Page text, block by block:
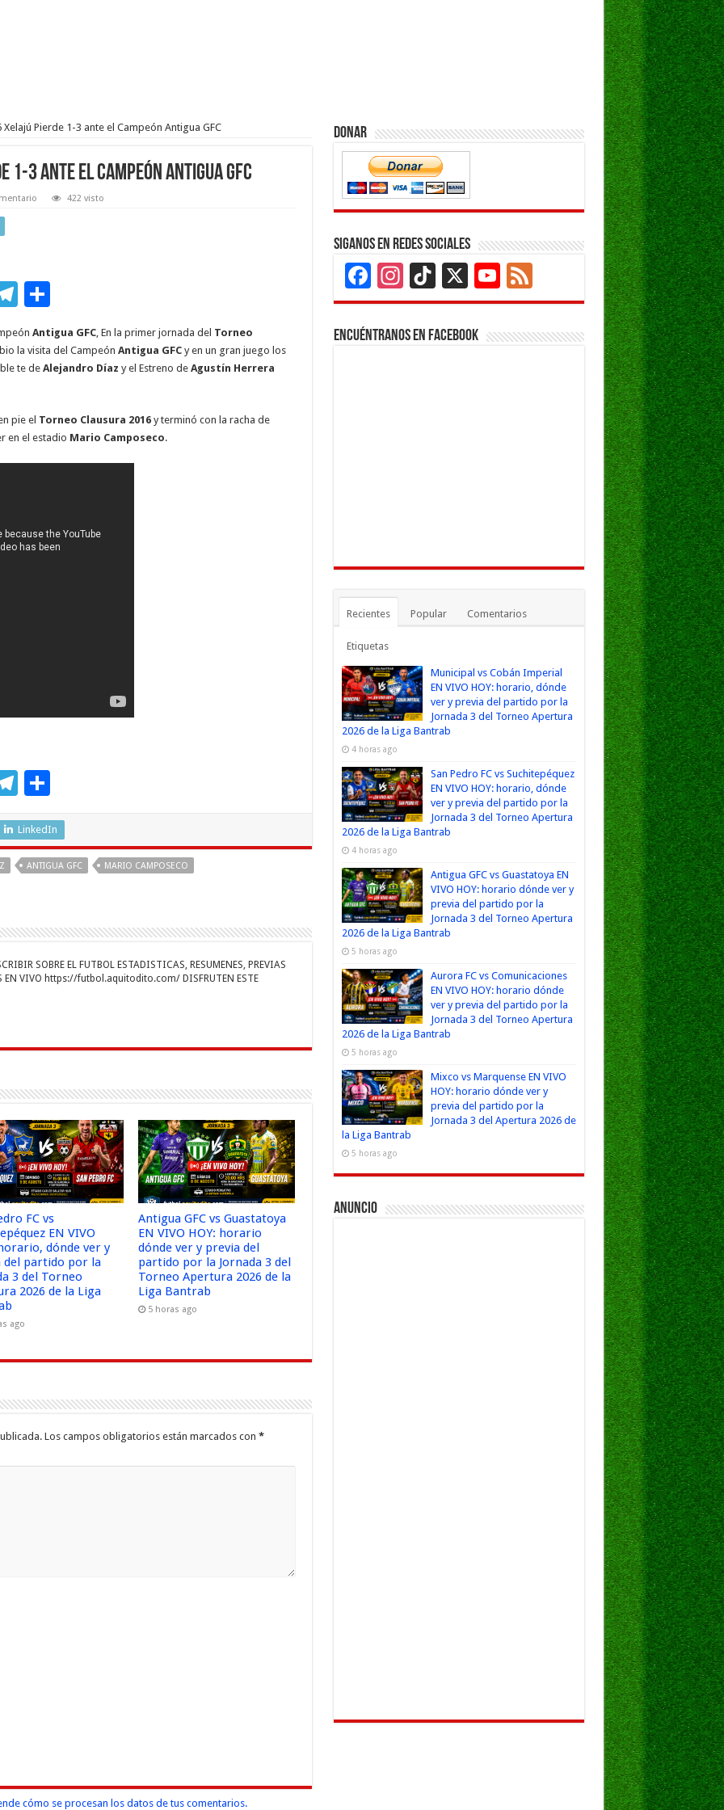
Pierde 1-3 ante el Campeón Antigua GFC
3 ante el Campeón Antigua GFC
422 visto
T
el
e
gr
m
C
o
m
p
ti
r
Antigua GFC, En la primer jornada del Torneo
la visita del Campeón Antigua GFCy en un gran juego los
te de Alejandro Díaz y el Estreno de Agustín Herrera
pie el Torneo Clausura 2016y terminó con la racha de
en el estadio Mario Camposeco.
T
e
gr
C
m
p
r
LinkedIn
ANTIGUA GFC
MARIO CAMPOSECO
SOBRE EL FUTBOL ESTADISTICAS, RESUMENES, PREVIAS
EN VIVO https://futbol.aquitodito.com/ DISFRUTEN ESTE
FC vs
EN VIVO
dónde ver y
del partido por la
3 del Torneo
2026 de la Liga
ago
Antigua GFC vs Guastatoya
EN VIVO HOY: horario
dónde ver y previa del
partido por la Jornada 3 del
Torneo Apertura 2026 de la
Liga Bantrab
5 horas ago
Los campos obligatorios están marcados con *
cómo se procesan los datos de tus comentarios.
Donar
Siganos en Redes Sociales
Facebook
Instagram
TikTok
X YouTube
Channel
Feed
Encuéntranos en Facebook
Recientes Popular Comentarios
Etiquetas
Municipal vs Cobán Imperial
EN VIVO HOY: horario, dónde
ver y previa del partido por la
Jornada 3 del Torneo Apertura
2026 de la Liga Bantrab
4 horas ago
San Pedro FC vs Suchitepéquez
EN VIVO HOY: horario, dónde
ver y previa del partido por la
Jornada 3 del Torneo Apertura
2026 de la Liga Bantrab
4 horas ago
Antigua GFC vs Guastatoya EN
VIVO HOY: horario dónde ver y
previa del partido por la
Jornada 3 del Torneo Apertura
2026 de la Liga Bantrab
5 horas ago
Aurora FC vs Comunicaciones
EN VIVO HOY: horario dónde
ver y previa del partido por la
Jornada 3 del Torneo Apertura
2026 de la Liga Bantrab
5 horas ago
Mixco vs Marquense EN VIVO
HOY: horario dónde ver y
previa del partido por la
Jornada 3 del Apertura 2026 de
la Liga Bantrab
5 horas ago
Anuncio